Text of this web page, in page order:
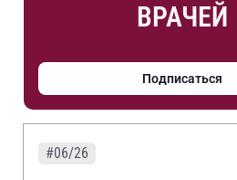
ВРАЧЕЙ
Подписаться
#06/26